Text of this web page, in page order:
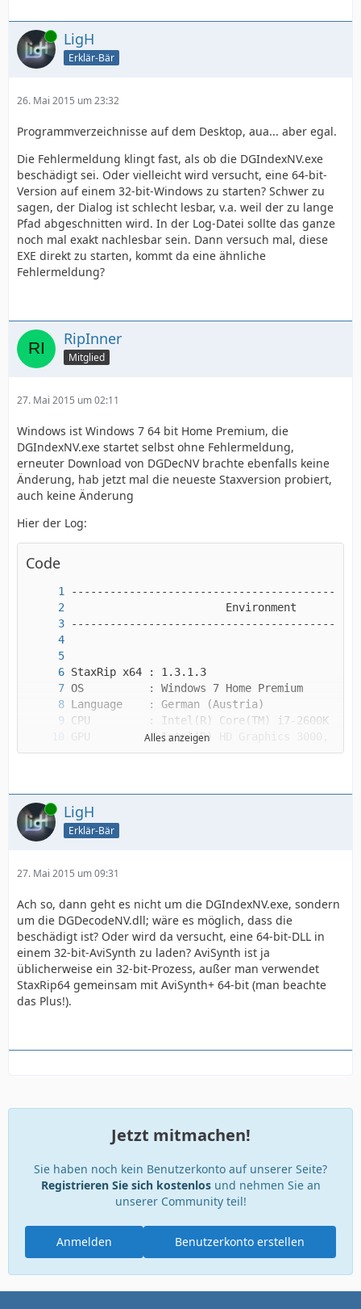
Online LigH
Erklär-Bär
26. Mai 2015 um 23:32
Programmverzeichnisse auf dem Desktop, aua... aber egal.
Die Fehlermeldung klingt fast, als ob die DGIndexNV.exe
beschädigt sei. Oder vielleicht wird versucht, eine 64-bit-
Version auf einem 32-bit-Windows zu starten? Schwer zu
sagen, der Dialog ist schlecht lesbar, v.a. weil der zu lange
Pfad abgeschnitten wird. In der Log-Datei sollte das ganze
noch mal exakt nachlesbar sein. Dann versuch mal, diese
EXE direkt zu starten, kommt da eine ähnliche
Fehlermeldung?
RipInner
Mitglied
27. Mai 2015 um 02:11
Windows ist Windows 7 64 bit Home Premium, die
DGIndexNV.exe startet selbst ohne Fehlermeldung,
erneuter Download von DGDecNV brachte ebenfalls keine
Änderung, hab jetzt mal die neueste Staxversion probiert,
auch keine Änderung
Hier der Log:
Code
Alles anzeigen
Online LigH
Erklär-Bär
27. Mai 2015 um 09:31
Ach so, dann geht es nicht um die DGIndexNV.exe, sondern
um die DGDecodeNV.dll; wäre es möglich, dass die
beschädigt ist? Oder wird da versucht, eine 64-bit-DLL in
einem 32-bit-AviSynth zu laden? AviSynth ist ja
üblicherweise ein 32-bit-Prozess, außer man verwendet
StaxRip64 gemeinsam mit AviSynth+ 64-bit (man beachte
das Plus!).
Jetzt mitmachen!
Sie haben noch kein Benutzerkonto auf unserer Seite?
Registrieren Sie sich kostenlosund nehmen Sie an
unserer Community teil!
Benutzerkonto erstellen
Anmelden